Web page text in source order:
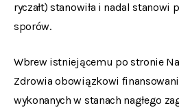
ryczałt) stanowiła i nadal stanowi
sporów.
Wbrew istniejącemu po stronie
Zdrowia obowiązkowi
wykonanych w stanach nagłego